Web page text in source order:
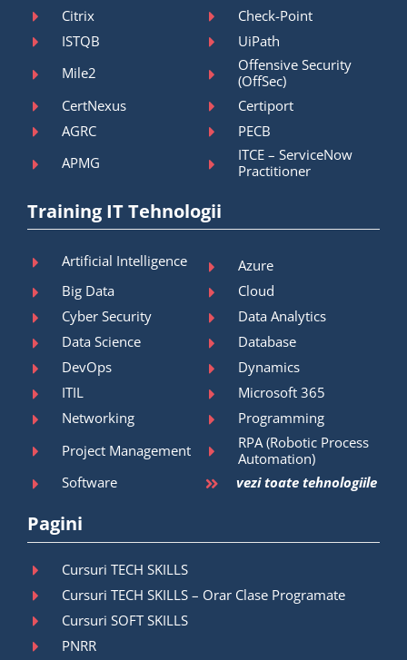
Citrix
Check-Point
ISTQB
UiPath
Mile2
Offensive Security
(OffSec)
CertNexus
Certiport
AGRC
PECB
APMG
ITCE – ServiceNow
Practitioner
Training IT Tehnologii
Artificial Intelligence
Azure
Big Data
Cloud
Cyber Security
Data Analytics
Data Science
Database
DevOps
Dynamics
ITIL
Microsoft 365
Networking
Programming
Project Management
RPA (Robotic Process
Automation)
Software
vezi toate tehnologiile
Pagini
Cursuri TECH SKILLS
Cursuri TECH SKILLS – Orar Clase Programate
Cursuri SOFT SKILLS
PNRR